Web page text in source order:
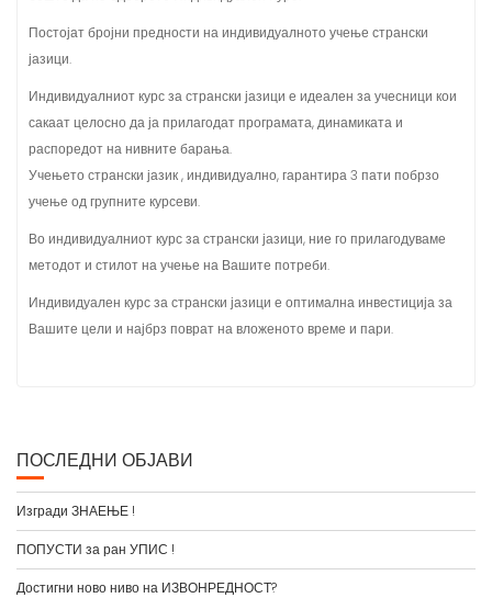
Постојат бројни предности на индивидуалното учење странски
јазици.
Индивидуалниот курс за странски јазици е идеален за учесници кои
сакаат целосно да ја прилагодат програмата, динамиката и
распоредот на нивните барања.
Учењето странски јазик , индивидуално, гарантира 3 пати побрзо
учење од групните курсеви.
Во индивидуалниот курс за странски јазици, ние го прилагодуваме
методот и стилот на учење на Вашите потреби.
Индивидуален курс за странски јазици е оптимална инвестиција за
Вашите цели и најбрз поврат на вложеното време и пари.
ПОСЛЕДНИ ОБЈАВИ
Изгради ЗНАЕЊЕ !
ПОПУСТИ за ран УПИС !
Достигни ново ниво на ИЗВОНРЕДНОСТ?